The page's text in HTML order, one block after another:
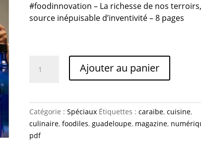
#foodinnovation – La richesse de nos terroirs,
source inépuisable d’inventivité – 8 pages
de
la
food
Ajouter au panier
Catégorie : Spéciaux Étiquettes : caraibe, cuisine,
culinaire, foodiles, guadeloupe, magazine,
pdf